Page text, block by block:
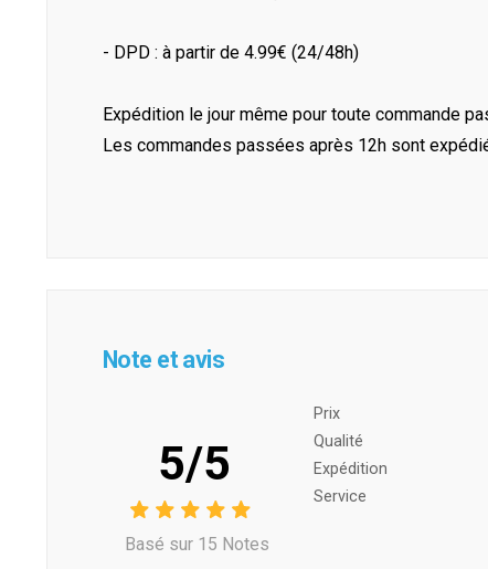
- DPD : à partir de 4.99€ (24/48h)
Expédition le jour même pour toute commande
Les commandes passées après 12h sont
Note et avis
5/5
Basé sur 15 Notes
Prix ​​
Qualité
Expédition
Service